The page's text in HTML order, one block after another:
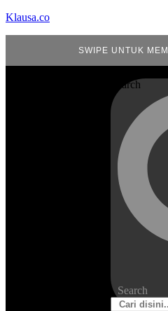
Klausa.co
SWIPE UNTUK
Search
Search